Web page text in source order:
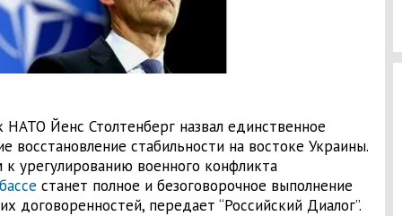
НАТО Йенс Столтенберг назвал единственное
восстановление стабильности на востоке Украины.
урегулированию военного конфликта
станет полное и безоговорочное выполнение
договоренностей, передает “Российский Диалог”.